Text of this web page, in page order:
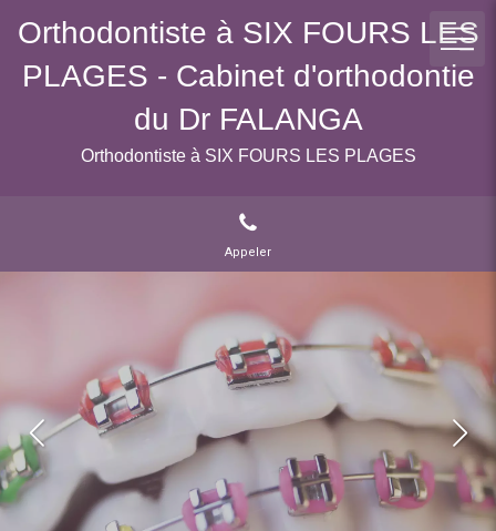
Orthodontiste à SIX FOURS LES
PLAGES - Cabinet d'orthodontie
du Dr FALANGA
Orthodontiste à SIX FOURS LES PLAGES
Appeler
Slide précédent